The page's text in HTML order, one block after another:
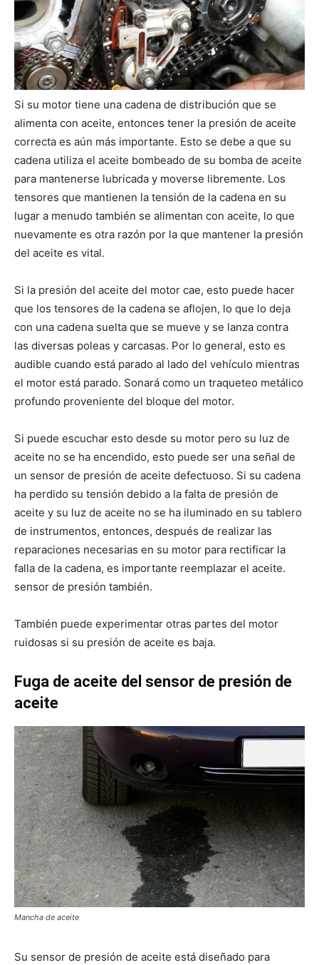
Si su motor tiene una cadena de distribución que se
alimenta con aceite, entonces tener la presión de aceite
correcta es aún más importante. Esto se debe a que su
cadena utiliza el aceite bombeado de su bomba de aceite
para mantenerse lubricada y moverse libremente. Los
tensores que mantienen la tensión de la cadena en su
lugar a menudo también se alimentan con aceite, lo que
nuevamente es otra razón por la que mantener la presión
del aceite es vital.
Si la presión del aceite del motor cae, esto puede hacer
que los tensores de la cadena se aflojen, lo que lo deja
con una cadena suelta que se mueve y se lanza contra
las diversas poleas y carcasas. Por lo general, esto es
audible cuando está parado al lado del vehículo mientras
el motor está parado. Sonará como un traqueteo metálico
profundo proveniente del bloque del motor.
Si puede escuchar esto desde su motor pero su luz de
aceite no se ha encendido, esto puede ser una señal de
un sensor de presión de aceite defectuoso. Si su cadena
ha perdido su tensión debido a la falta de presión de
aceite y su luz de aceite no se ha iluminado en su tablero
de instrumentos, entonces, después de realizar las
reparaciones necesarias en su motor para rectificar la
falla de la cadena, es importante reemplazar el aceite.
sensor de presión también.
También puede experimentar otras partes del motor
ruidosas si su presión de aceite es baja.
Fuga de aceite del sensor de presión de
aceite
Mancha de aceite
Su sensor de presión de aceite está diseñado para